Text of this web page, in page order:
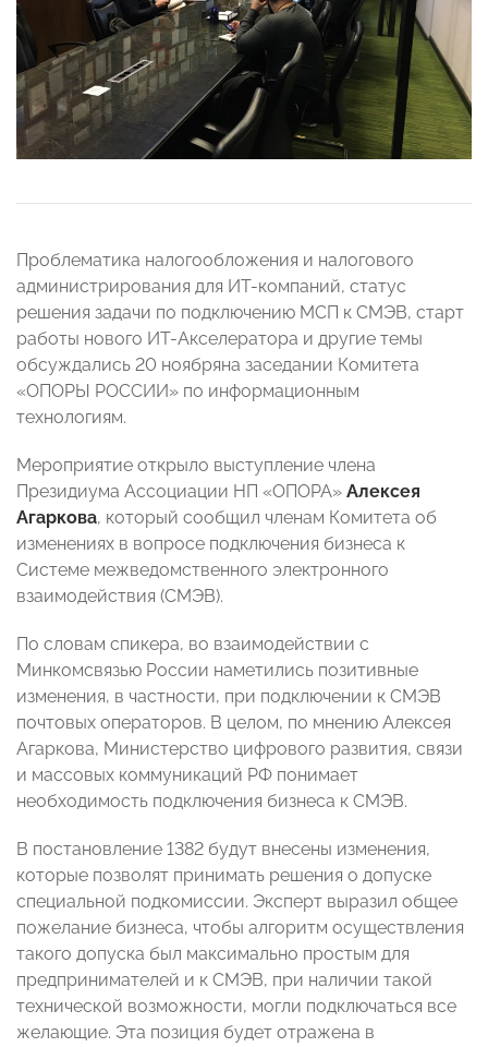
Проблематика налогообложения и налогового
администрирования для ИТ-компаний, статус
решения задачи по подключению МСП к СМЭВ, старт
работы нового ИТ-Акселератора и другие темы
обсуждались 20 ноябряна заседании Комитета
«ОПОРЫ РОССИИ» по информационным
технологиям.
Мероприятие открыло выступление члена
Президиума Ассоциации НП «ОПОРА» Алексея
Агаркова, который сообщил членам Комитета об
изменениях в вопросе подключения бизнеса к
Системе межведомственного электронного
взаимодействия (СМЭВ).
По словам спикера, во взаимодействии с
Минкомсвязью России наметились позитивные
изменения, в частности, при подключении к СМЭВ
почтовых операторов. В целом, по мнению Алексея
Агаркова, Министерство цифрового развития, связи
и массовых коммуникаций РФ понимает
необходимость подключения бизнеса к СМЭВ.
В постановление 1382 будут внесены изменения,
которые позволят принимать решения о допуске
специальной подкомиссии. Эксперт выразил общее
пожелание бизнеса, чтобы алгоритм осуществления
такого допуска был максимально простым для
предпринимателей и к СМЭВ, при наличии такой
технической возможности, могли подключаться все
желающие. Эта позиция будет отражена в